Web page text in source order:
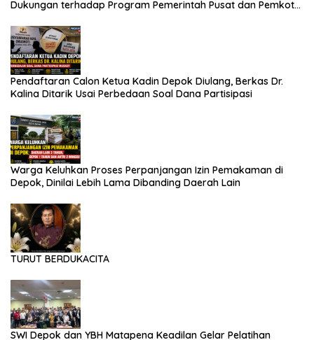
Dukungan terhadap Program Pemerintah Pusat dan Pemkot
Pendaftaran Calon Ketua Kadin Depok Diulang, Berkas Dr.
Kalina Ditarik Usai Perbedaan Soal Dana Partisipasi
Warga Keluhkan Proses Perpanjangan Izin Pemakaman di
Depok, Dinilai Lebih Lama Dibanding Daerah Lain
TURUT BERDUKACITA
SWI Depok dan YBH Matapena Keadilan Gelar Pelatihan